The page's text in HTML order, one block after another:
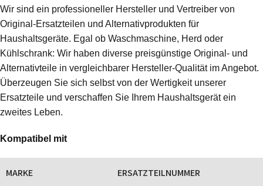
Wir sind ein professioneller Hersteller und Vertreiber von
Original-Ersatzteilen und Alternativprodukten für
Haushaltsgeräte. Egal ob Waschmaschine, Herd oder
Kühlschrank: Wir haben diverse preisgünstige Original- und
Alternativteile in vergleichbarer Hersteller-Qualität im Angebot.
Überzeugen Sie sich selbst von der Wertigkeit unserer
Ersatzteile und verschaffen Sie Ihrem Haushaltsgerät ein
zweites Leben.
Kompatibel mit
MARKE ERSATZTEILNUMMER